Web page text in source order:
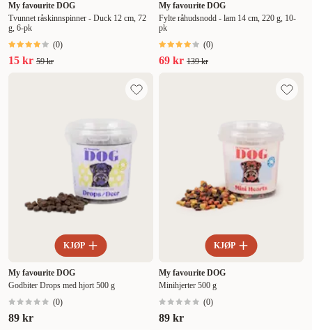
My favourite DOG
Tvunnet råskinnspinner - Duck 12 cm, 72
g, 6-pk
(0)
15 kr 59 kr
My favourite DOG
Fylte råhudsnodd - lam 14 cm, 220 g, 10-
pk
(0)
69 kr 139 kr
KJØP
My favourite DOG
Godbiter Drops med hjort 500 g
(0)
89 kr
KJØP
My favourite DOG
Minihjerter 500 g
(0)
89 kr